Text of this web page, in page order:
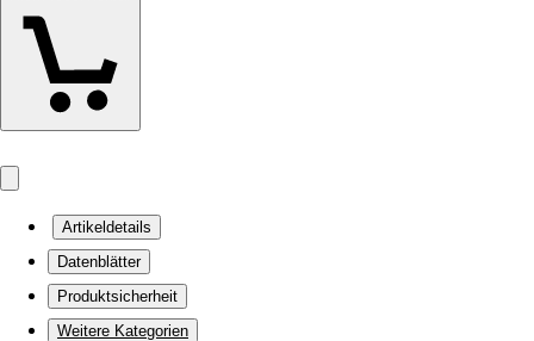
Artikeldetails
Datenblätter
Produktsicherheit
Weitere Kategorien